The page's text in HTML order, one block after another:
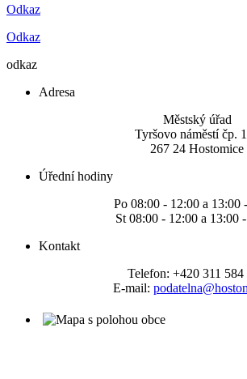
Odkaz
Odkaz
odkaz
Adresa
Městský úřad
Tyršovo náměstí čp.
267 24 Hostomice
Úřední hodiny
Po 08:00 - 12:00 a 13:00
St 08:00 - 12:00 a 13:00
Kontakt
Telefon: +420 311 584
E-mail: